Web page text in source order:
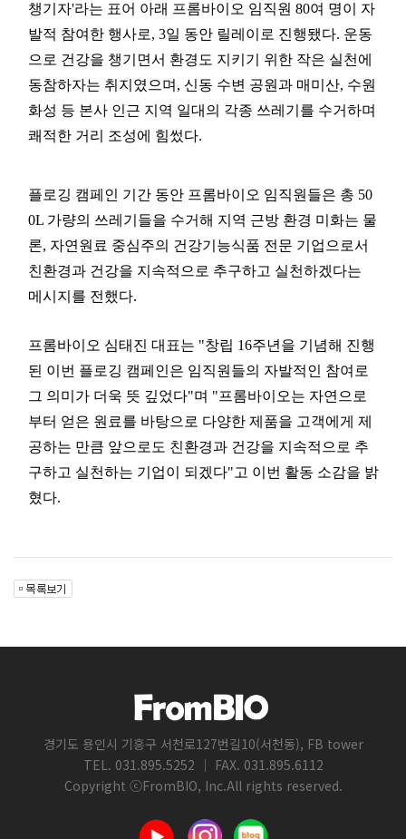
챙기자'라는 표어 아래 프롬바이오 임직원 80여 명이 자
발적 참여한 행사로, 3일 동안 릴레이로 진행됐다. 운동
으로 건강을 챙기면서 환경도 지키기 위한 작은 실천에
동참하자는 취지였으며, 신동 수변 공원과 매미산, 수원
화성 등 본사 인근 지역 일대의 각종 쓰레기를 수거하며
쾌적한 거리 조성에 힘썼다.
플로깅 캠페인 기간 동안 프롬바이오 임직원들은 총 50
0L 가량의 쓰레기들을 수거해 지역 근방 환경 미화는 물
론, 자연원료 중심주의 건강기능식품 전문 기업으로서
친환경과 건강을 지속적으로 추구하고 실천하겠다는
메시지를 전했다.
프롬바이오 심태진 대표는 "창립 16주년을 기념해 진행
된 이번 플로깅 캠페인은 임직원들의 자발적인 참여로
그 의미가 더욱 뜻 깊었다"며 "프롬바이오는 자연으로
부터 얻은 원료를 바탕으로 다양한 제품을 고객에게 제
공하는 만큼 앞으로도 친환경과 건강을 지속적으로 추
구하고 실천하는 기업이 되겠다"고 이번 활동 소감을 밝
혔다.
경기도 용인시 기흥구 서천로127번길10(서천동), FB tower
TEL. 031.895.5252 ｜ FAX. 031.895.6112
Copyright ⓒFromBIO, Inc.All rights reserved.